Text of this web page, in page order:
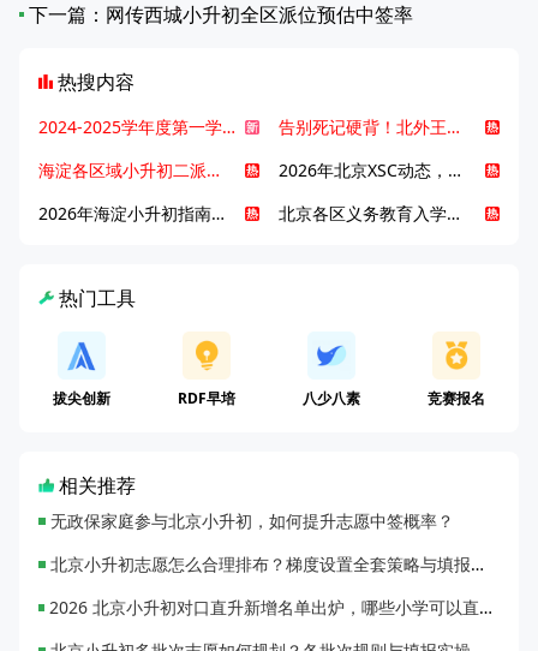
下一篇： 网传西城小升初全区派位预估中签率
热搜内容
2024-2025学年度第一学期北京各区期末考试真题试卷汇总
告别死记硬背！北外王牌精读词汇课，帮孩子突破英语词汇难关
海淀各区域小升初二派全攻略合集！区域一至五志愿填报、升学策略详解
2026年北京XSC动态，持续更新中ing...
2026年海淀小升初指南，一文了解招生政策要点
北京各区义务教育入学咨询电话汇总，25年小升初家长提前收藏
热门工具
拔尖创新 RDF早培 八少八素 竞赛报名
相关推荐
无政保家庭参与北京小升初，如何提升志愿中签概率？
北京小升初志愿怎么合理排布？梯度设置全套策略与填报避坑指南
2026 北京小升初对口直升新增名单出炉，哪些小学可以直升优质初中？